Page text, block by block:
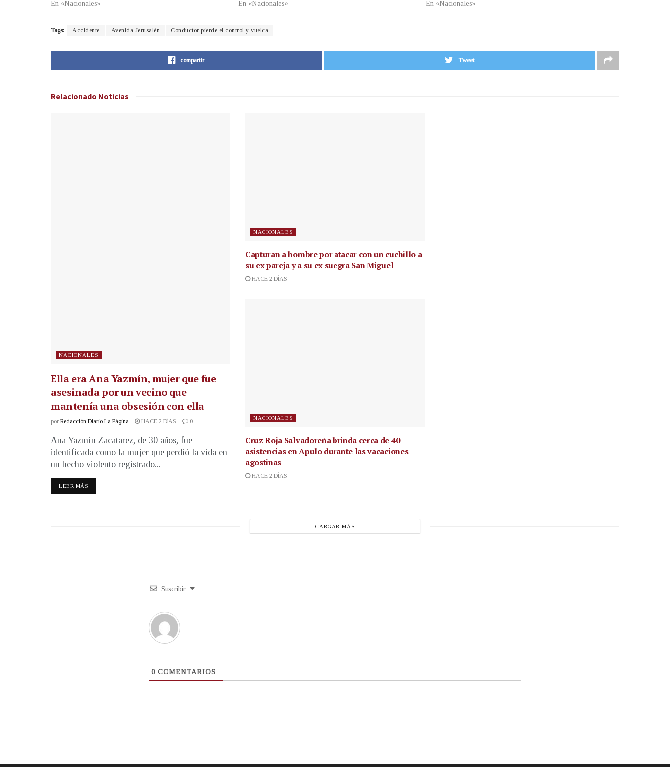
En «Nacionales»
En «Nacionales»
En «Nacionales»
Tags: Accidente Avenida Jerusalén Conductor pierde el control y vuelca
compartir Tweet
Relacionado Noticias
NACIONALES
Ella era Ana Yazmín, mujer que fue
asesinada por un vecino que
mantenía una obsesión con ella
por Redacción Diario La Página HACE 2 DÍAS 0
Ana Yazmín Zacatarez, de 30 años, fue
identificada como la mujer que perdió la vida en
un hecho violento registrado...
LEER MÁS
NACIONALES
Capturan a hombre por atacar con un cuchillo a
su ex pareja y a su ex suegra San Miguel
HACE 2 DÍAS
NACIONALES
Cruz Roja Salvadoreña brinda cerca de 40
asistencias en Apulo durante las vacaciones
agostinas
HACE 2 DÍAS
CARGAR MÁS
Suscribir
0 COMENTARIOS